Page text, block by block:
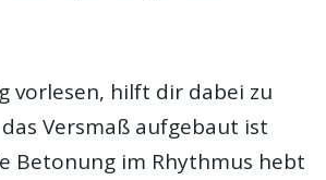
vorlesen, hilft dir dabei zu
Versmaß aufgebaut ist
Betonung im Rhythmus hebt